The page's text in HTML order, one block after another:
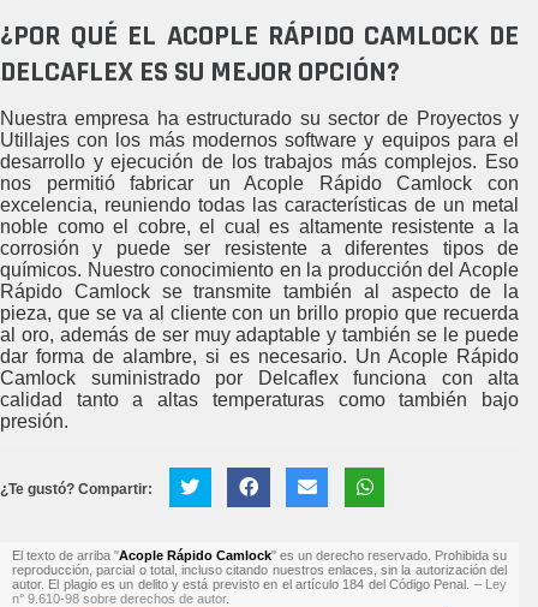
¿POR QUÉ EL ACOPLE RÁPIDO CAMLOCK DE
DELCAFLEX ES SU MEJOR OPCIÓN?
Nuestra empresa ha estructurado su sector de Proyectos y
Utillajes con los más modernos software y equipos para el
desarrollo y ejecución de los trabajos más complejos. Eso
nos permitió fabricar un Acople Rápido Camlock con
excelencia, reuniendo todas las características de un metal
noble como el cobre, el cual es altamente resistente a la
corrosión y puede ser resistente a diferentes tipos de
químicos. Nuestro conocimiento en la producción del Acople
Rápido Camlock se transmite también al aspecto de la
pieza, que se va al cliente con un brillo propio que recuerda
al oro, además de ser muy adaptable y también se le puede
dar forma de alambre, si es necesario. Un Acople Rápido
Camlock suministrado por Delcaflex funciona con alta
calidad tanto a altas temperaturas como también bajo
presión.
¿Te gustó? Compartir:
El texto de arriba "Acople Rápido Camlock" es un derecho reservado. Prohibida su
reproducción, parcial o total, incluso citando nuestros enlaces, sin la autorización del
autor. El plagio es un delito y está previsto en el artículo 184 del Código Penal. – Ley
n° 9.610-98 sobre derechos de autor.